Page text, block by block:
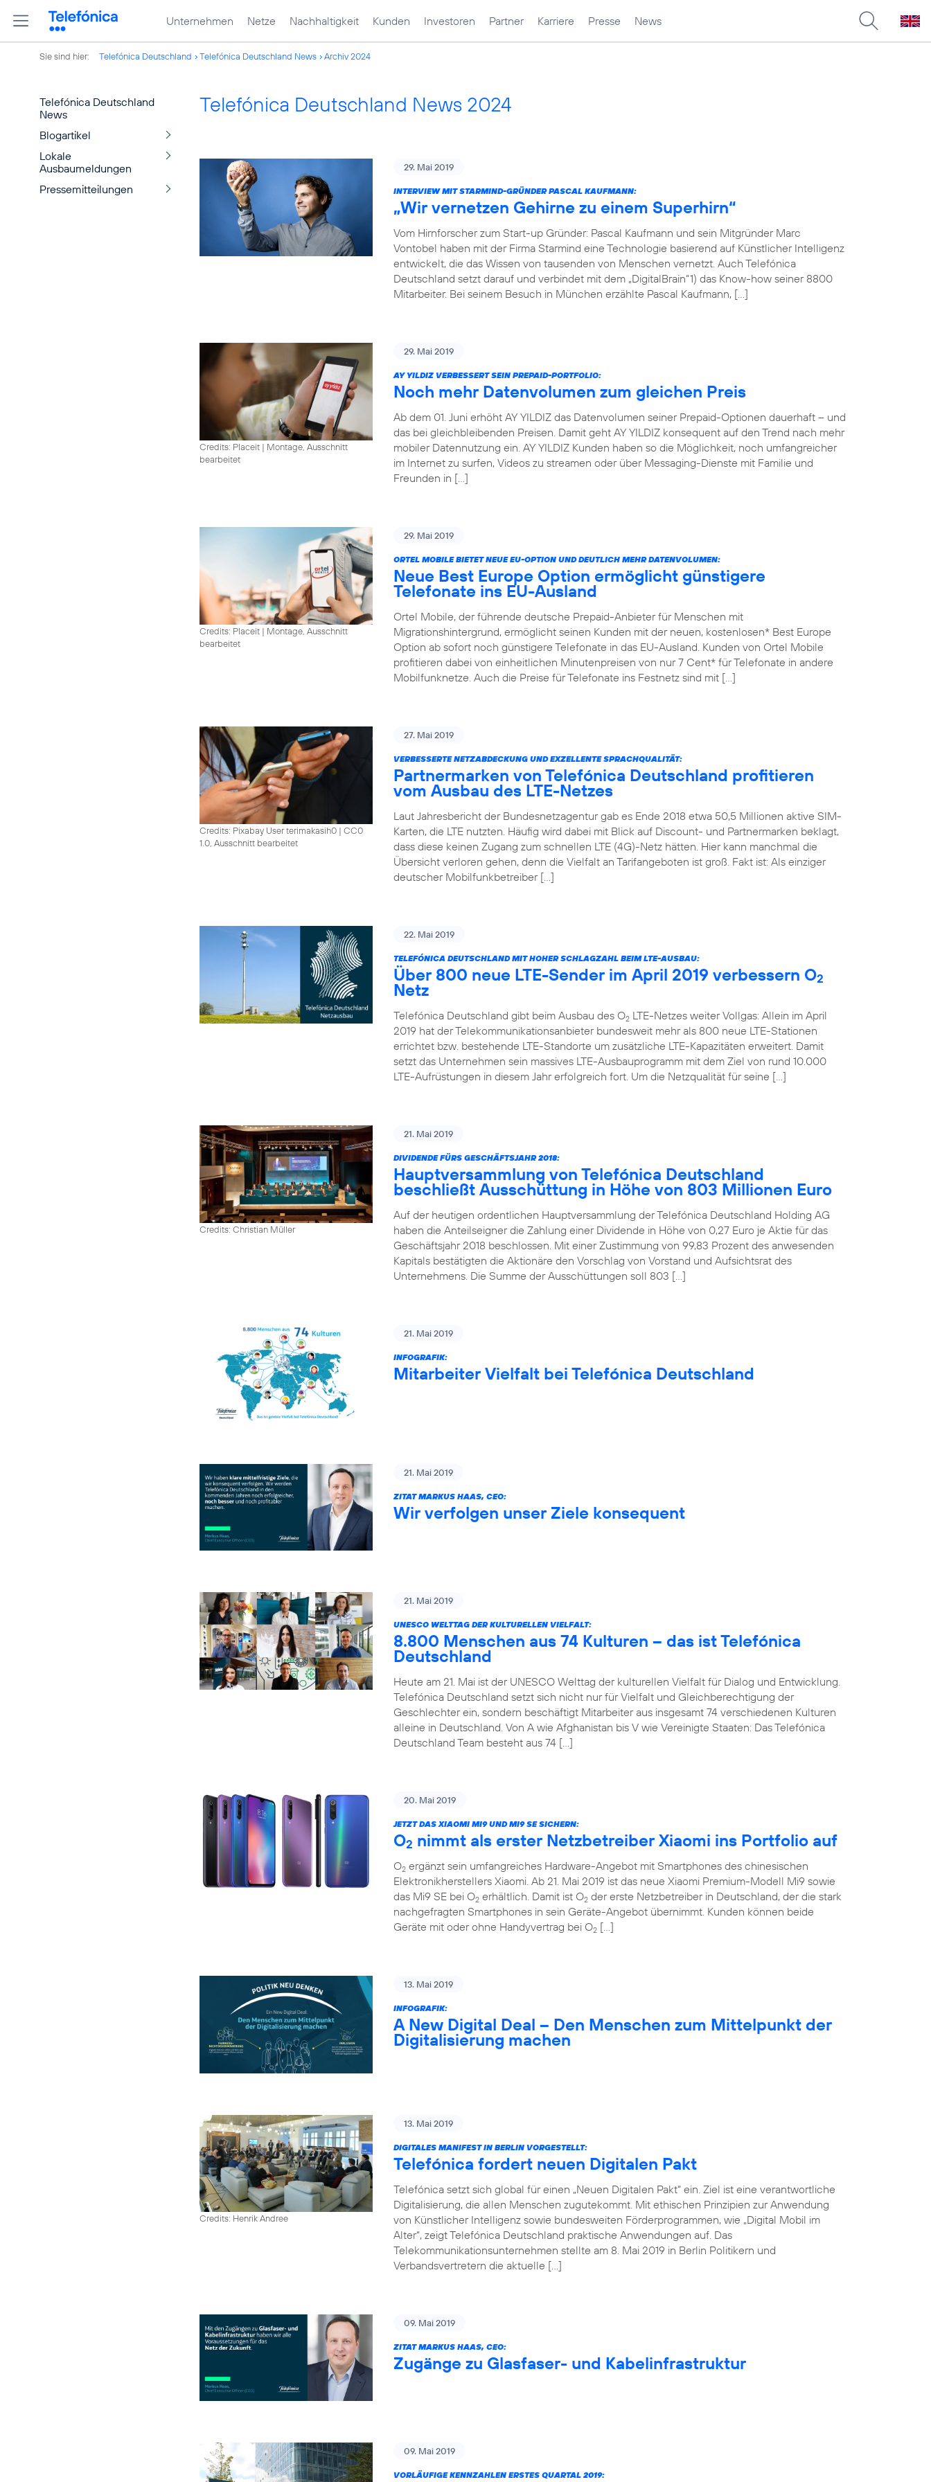
Unternehmen Netze Nachhaltigkeit Kunden Investoren Partner Karriere Presse News
Sie sind hier: Telefónica Deutschland Telefónica Deutschland News Archiv 2024
Telefónica Deutschland
News
Blogartikel
Lokale
Ausbaumeldungen
Pressemitteilungen
Telefónica Deutschland News 2024
29. Mai 2019
INTERVIEW MIT STARMIND-GRÜNDER PASCAL KAUFMANN:
„Wir vernetzen Gehirne zu einem Superhirn“
Vom Hirnforscher zum Start-up Gründer: Pascal Kaufmann und sein Mitgründer Marc
Vontobel haben mit der Firma Starmind eine Technologie basierend auf Künstlicher Intelligenz
entwickelt, die das Wissen von tausenden von Menschen vernetzt. Auch Telefónica
Deutschland setzt darauf und verbindet mit dem „DigitalBrain“1) das Know-how seiner 8800
Mitarbeiter. Bei seinem Besuch in München erzählte Pascal Kaufmann, […]
Credits: Placeit | Montage, Ausschnitt
bearbeitet
29. Mai 2019
AY YILDIZ VERBESSERT SEIN PREPAID-PORTFOLIO:
Noch mehr Datenvolumen zum gleichen Preis
Ab dem 01. Juni erhöht AY YILDIZ das Datenvolumen seiner Prepaid-Optionen dauerhaft – und
das bei gleichbleibenden Preisen. Damit geht AY YILDIZ konsequent auf den Trend nach mehr
mobiler Datennutzung ein. AY YILDIZ Kunden haben so die Möglichkeit, noch umfangreicher
im Internet zu surfen, Videos zu streamen oder über Messaging-Dienste mit Familie und
Freunden in […]
Credits: Placeit | Montage, Ausschnitt
bearbeitet
29. Mai 2019
ORTEL MOBILE BIETET NEUE EU-OPTION UND DEUTLICH MEHR DATENVOLUMEN:
Neue Best Europe Option ermöglicht günstigere
Telefonate ins EU-Ausland
Ortel Mobile, der führende deutsche Prepaid-Anbieter für Menschen mit
Migrationshintergrund, ermöglicht seinen Kunden mit der neuen, kostenlosen* Best Europe
Option ab sofort noch günstigere Telefonate in das EU-Ausland. Kunden von Ortel Mobile
profitieren dabei von einheitlichen Minutenpreisen von nur 7 Cent* für Telefonate in andere
Mobilfunknetze. Auch die Preise für Telefonate ins Festnetz sind mit […]
Credits: Pixabay User terimakasih0 | CC0
1.0, Ausschnitt bearbeitet
27. Mai 2019
VERBESSERTE NETZABDECKUNG UND EXZELLENTE SPRACHQUALITÄT:
Partnermarken von Telefónica Deutschland profitieren
vom Ausbau des LTE-Netzes
Laut Jahresbericht der Bundesnetzagentur gab es Ende 2018 etwa 50,5 Millionen aktive SIM-
Karten, die LTE nutzten. Häufig wird dabei mit Blick auf Discount- und Partnermarken beklagt,
dass diese keinen Zugang zum schnellen LTE (4G)-Netz hätten. Hier kann manchmal die
Übersicht verloren gehen, denn die Vielfalt an Tarifangeboten ist groß. Fakt ist: Als einziger
deutscher Mobilfunkbetreiber […]
22. Mai 2019
TELEFÓNICA DEUTSCHLAND MIT HOHER SCHLAGZAHL BEIM LTE-AUSBAU:
Über 800 neue LTE-Sender im April 2019 verbessern O2
Netz
Telefónica Deutschland gibt beim Ausbau des O2 LTE-Netzes weiter Vollgas: Allein im April
2019 hat der Telekommunikationsanbieter bundesweit mehr als 800 neue LTE-Stationen
errichtet bzw. bestehende LTE-Standorte um zusätzliche LTE-Kapazitäten erweitert. Damit
setzt das Unternehmen sein massives LTE-Ausbauprogramm mit dem Ziel von rund 10.000
LTE-Aufrüstungen in diesem Jahr erfolgreich fort. Um die Netzqualität für seine […]
Credits: Christian Müller
21. Mai 2019
DIVIDENDE FÜRS GESCHÄFTSJAHR 2018:
Hauptversammlung von Telefónica Deutschland
beschließt Ausschüttung in Höhe von 803 Millionen Euro
Auf der heutigen ordentlichen Hauptversammlung der Telefónica Deutschland Holding AG
haben die Anteilseigner die Zahlung einer Dividende in Höhe von 0,27 Euro je Aktie für das
Geschäftsjahr 2018 beschlossen. Mit einer Zustimmung von 99,83 Prozent des anwesenden
Kapitals bestätigten die Aktionäre den Vorschlag von Vorstand und Aufsichtsrat des
Unternehmens. Die Summe der Ausschüttungen soll 803 […]
21. Mai 2019
INFOGRAFIK:
Mitarbeiter Vielfalt bei Telefónica Deutschland
21. Mai 2019
ZITAT MARKUS HAAS, CEO:
Wir verfolgen unser Ziele konsequent
21. Mai 2019
UNESCO WELTTAG DER KULTURELLEN VIELFALT:
8.800 Menschen aus 74 Kulturen – das ist Telefónica
Deutschland
Heute am 21. Mai ist der UNESCO Welttag der kulturellen Vielfalt für Dialog und Entwicklung.
Telefónica Deutschland setzt sich nicht nur für Vielfalt und Gleichberechtigung der
Geschlechter ein, sondern beschäftigt Mitarbeiter aus insgesamt 74 verschiedenen Kulturen
alleine in Deutschland. Von A wie Afghanistan bis V wie Vereinigte Staaten: Das Telefónica
Deutschland Team besteht aus 74 […]
20. Mai 2019
JETZT DAS XIAOMI MI9 UND MI9 SE SICHERN:
O2 nimmt als erster Netzbetreiber Xiaomi ins Portfolio auf
O2 ergänzt sein umfangreiches Hardware-Angebot mit Smartphones des chinesischen
Elektronikherstellers Xiaomi. Ab 21. Mai 2019 ist das neue Xiaomi Premium-Modell Mi9 sowie
das Mi9 SE bei O2 erhältlich. Damit ist O2 der erste Netzbetreiber in Deutschland, der die stark
nachgefragten Smartphones in sein Geräte-Angebot übernimmt. Kunden können beide
Geräte mit oder ohne Handyvertrag bei O2 […]
13. Mai 2019
INFOGRAFIK:
A New Digital Deal – Den Menschen zum Mittelpunkt der
Digitalisierung machen
Credits: Henrik Andree
13. Mai 2019
DIGITALES MANIFEST IN BERLIN VORGESTELLT:
Telefónica fordert neuen Digitalen Pakt
Telefónica setzt sich global für einen „Neuen Digitalen Pakt“ ein. Ziel ist eine verantwortliche
Digitalisierung, die allen Menschen zugutekommt. Mit ethischen Prinzipien zur Anwendung
von Künstlicher Intelligenz sowie bundesweiten Förderprogrammen, wie „Digital Mobil im
Alter“, zeigt Telefónica Deutschland praktische Anwendungen auf. Das
Telekommunikationsunternehmen stellte am 8. Mai 2019 in Berlin Politikern und
Verbandsvertretern die aktuelle […]
09. Mai 2019
ZITAT MARKUS HAAS, CEO:
Zugänge zu Glasfaser- und Kabelinfrastruktur
09. Mai 2019
VORLÄUFIGE KENNZAHLEN ERSTES QUARTAL 2019: